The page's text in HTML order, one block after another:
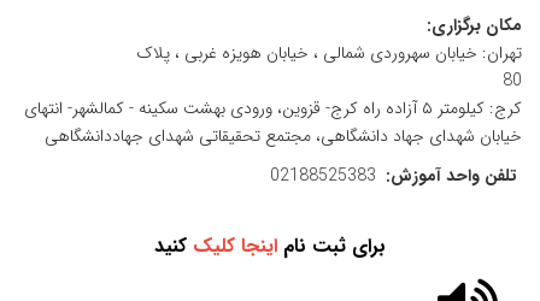
مکان برگزاری:
تهران: خیابان سهروردی شمالی ، خیابان هویزه غربی ، پلاک
80
کرج: کیلومتر ۵ آزاده راه کرج- قزوین، ورودی بهشت سکینه - کمالشهر- انتهای
خیابان شهدای جهاد دانشگاهی، مجتمع تحقیقاتی شهدای جهاددانشگاهی
تلفن واحد آموزش:
برای ثبت نام اینجا کلیک کنید